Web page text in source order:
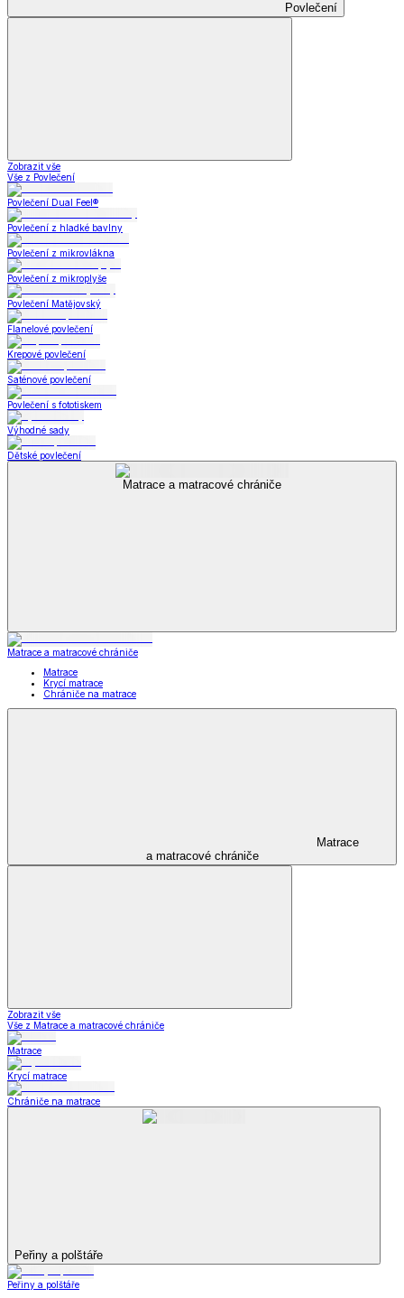
Povlečení
Zobrazit vše
Vše z Povlečení
Povlečení Dual Feel®
Povlečení z hladké bavlny
Povlečení z mikrovlákna
Povlečení z mikroplyše
Povlečení Matějovský
Flanelové povlečení
Krepové povlečení
Saténové povlečení
Povlečení s fototiskem
Výhodné sady
Dětské povlečení
Matrace a matracové chrániče
Matrace a matracové chrániče
Matrace
Krycí matrace
Chrániče na matrace
Matrace
a matracové chrániče
Zobrazit vše
Vše z Matrace a matracové chrániče
Matrace
Krycí matrace
Chrániče na matrace
Peřiny a polštáře
Peřiny a polštáře